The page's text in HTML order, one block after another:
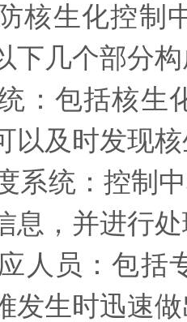
生化控制中
下几个部分
包括核生化
以及时发现
统：控制中
息，并进行
员：包括专
发生时迅速